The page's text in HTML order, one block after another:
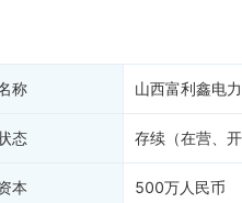
称 山西富利鑫电
态 存续（在营、开
本 500万人民币